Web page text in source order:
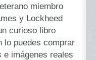
miembro
y Lockheed
curioso libro
lo puedes comprar
e imágenes reales